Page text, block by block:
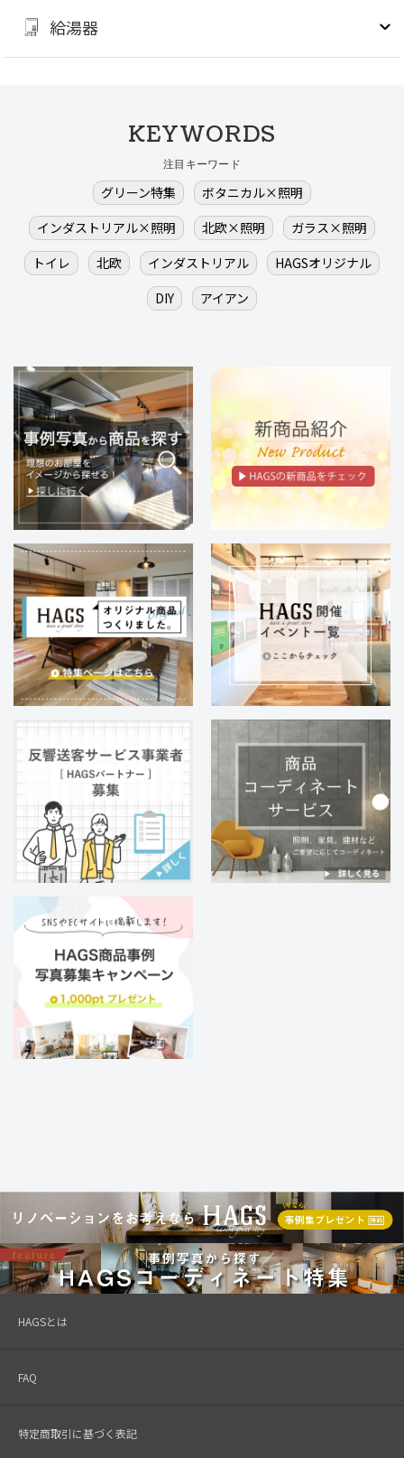
給湯器
KEYWORDS
注目キーワード
グリーン特集
ボタニカル×照明
インダストリアル×照明
北欧×照明
ガラス×照明
トイレ
北欧 インダストリアル
HAGSオリジナル
DIY
アイアン
HAGSとは
FAQ
特定商取引に基づく表記